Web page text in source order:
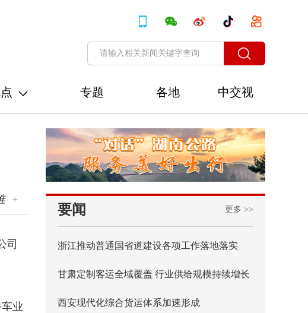
专题 各地
中交视
讯
+
司
业
要闻 更多 >>
浙江推动普通国省道建设各项工作落地落实
甘肃定制客运全域覆盖 行业供给规模持续增长
西安现代化综合货运体系加速形成